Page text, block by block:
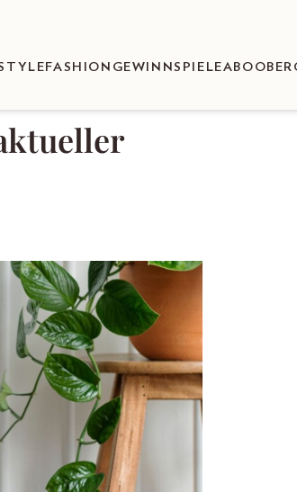
FASHION GEWINNSPIELEABO